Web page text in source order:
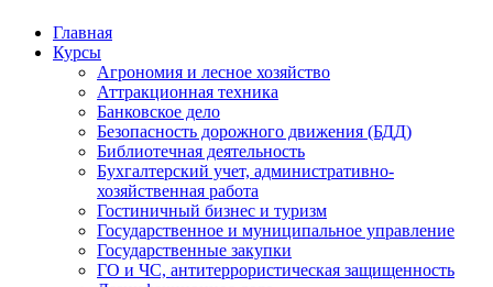
Главная
Курсы
Агрономия и лесное хозяйство
Аттракционная техника
Банковское дело
Безопасность дорожного движения (БДД)
Библиотечная деятельность
Бухгалтерский учет, административно-
хозяйственная работа
Гостиничный бизнес и туризм
Государственное и муниципальное управление
Государственные закупки
ГО и ЧС, антитеррористическая защищенность